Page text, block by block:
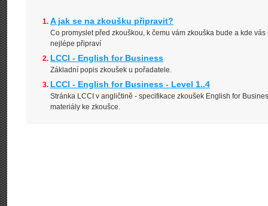
A jak se na zkoušku připravit?
Co promyslet před zkouškou, k čemu vám zkouška bude a kde vás
nejlépe připraví
LCCI - English for Business
Základní popis zkoušek u pořadatele.
LCCI - English for Business - Level 1..4
Stránka LCCI v angličtině - specifikace zkoušek English for
materiály ke zkoušce.